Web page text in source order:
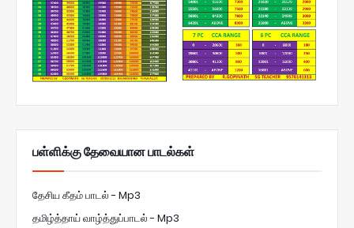
பள்ளிக்கு தேவையான பாடல்கள்
தேசிய கீதம் பாடல் - Mp3
தமிழ்த்தாய் வாழ்த்துப்பாடல் - Mp3